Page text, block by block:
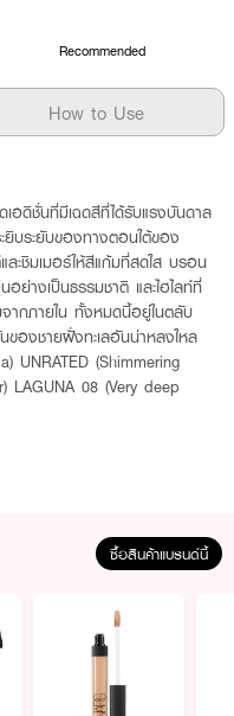
Recommended
How to Use
อดิชั่นที่มีเฉดสีที่ได้รับแรงบันดาล
ยิบระยับของทางตอนใต้ของ
ะชิมเมอร์ให้สีแก้มที่สดใส บรอน
ย่างเป็นธรรมชาติ และไฮไลท์ที่
ากภายใน ทั้งหมดนี้อยู่ในตลับ
ของชายฝั่งทะเลอันน่าหลงใหล
UNRATED (Shimmering
LAGUNA 08 (Very deep
ซื้อสินค้าแบรนด์นี้